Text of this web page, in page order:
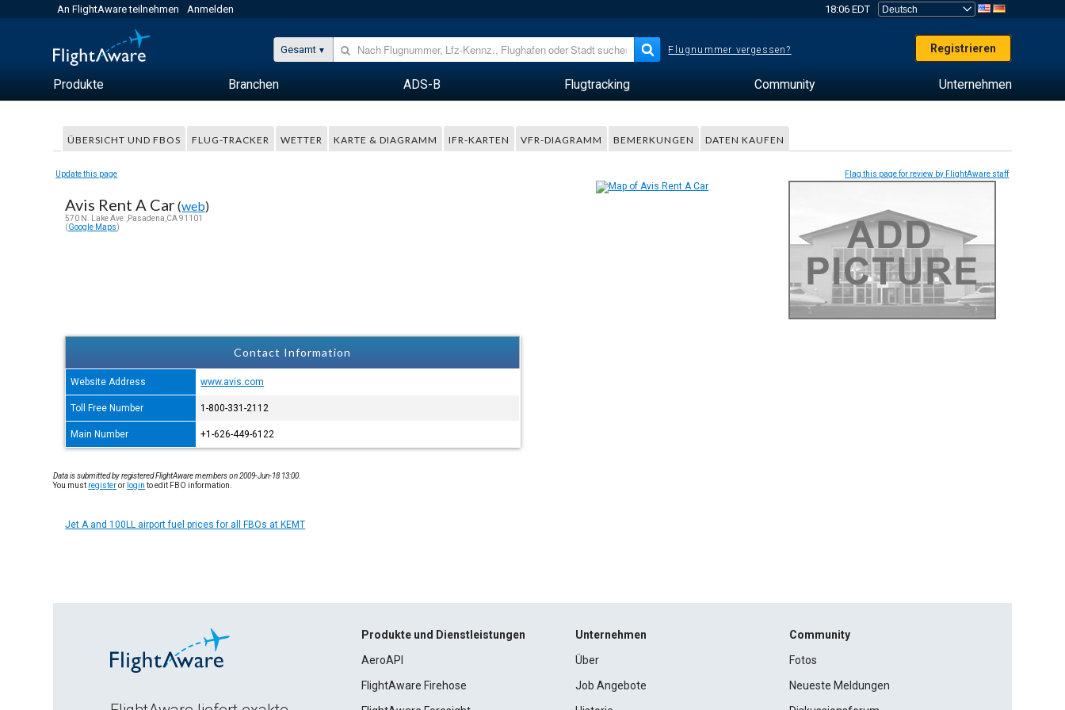
An FlightAware teilnehmen Anmelden 18:06 EDT
Gesamt Flugnummer vergessen? Registrieren
Produkte Branchen ADS-B Flugtracking Community Unternehmen
ÜBERSICHT UND FBOS FLUG-TRACKER WETTER KARTE & DIAGRAMM IFR-KARTEN VFR-DIAGRAMM BEMERKUNGEN DATEN KAUFEN
Update this page Flag this page for review by FlightAware staff
Avis Rent A Car(web)
570 N. Lake Ave.,Pasadena,CA 91101
(Google Maps)
Contact Information
Website Address www.avis.com
Toll Free Number 1-800-331-2112
Main Number +1-626-449-6122
Data is submitted by registered FlightAware members on 2009-Jun-18 13:00.
You must registeror login to edit FBO information.
Jet A and 100LL airport fuel prices for all FBOs at KEMT
Produkte und Dienstleistungen
AeroAPI
FlightAware Firehose
Unternehmen
Über
Job Angebote
Community
Fotos
Neueste Meldungen